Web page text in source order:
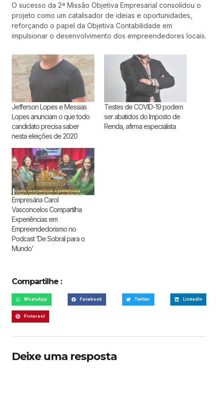
O sucesso da 2ª Missão Objetiva Empresarial consolidou o
projeto como um catalisador de ideias e oportunidades,
reforçando o papel da Objetiva Contabilidade em
impulsionar o desenvolvimento dos empreendedores locais.
Jefferson Lopes e Messias
Lopes anunciam o que todo
candidato precisa saber
nesta eleições de 2020
Testes de COVID-19 podem
ser abatidos do Imposto de
Renda, afirma especialista
Empresária Carol
Vasconcelos Compartilha
Experiências em
Empreendedorismo no
Podcast ‘De Sobral para o
Mundo’
Compartilhe :
WhatsApp Facebook Twitter LinkedIn
Pinterest
Deixe uma resposta